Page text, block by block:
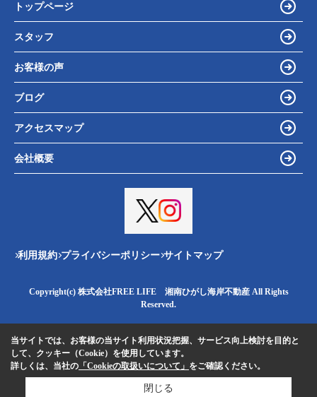
トップページ
スタッフ
お客様の声
ブログ
アクセスマップ
会社概要
利用規約 プライバシーポリシー サイトマップ
Copyright(c) 株式会社FREE LIFE 湘南ひがし海岸不動産 All Rights
Reserved.
当サイトでは、お客様の当サイト利用状況把握、サービス向上検討を目的と
して、クッキー（Cookie）を使用しています。
詳しくは、当社の 「Cookieの取扱いについて」 をご確認ください。
閉じる